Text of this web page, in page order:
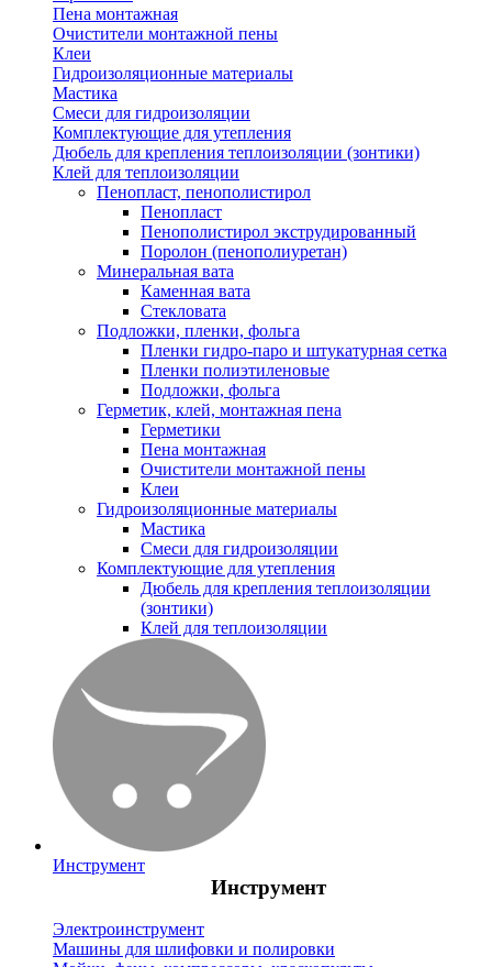
Пена монтажная
Очистители монтажной пены
Клеи
Гидроизоляционные материалы
Мастика
Смеси для гидроизоляции
Комплектующие для утепления
Дюбель для крепления теплоизоляции (зонтики)
Клей для теплоизоляции
Пенопласт, пенополистирол
Пенопласт
Пенополистирол экструдированный
Поролон (пенополиуретан)
Минеральная вата
Каменная вата
Стекловата
Подложки, пленки, фольга
Пленки гидро-паро и штукатурная сетка
Пленки полиэтиленовые
Подложки, фольга
Герметик, клей, монтажная пена
Герметики
Пена монтажная
Очистители монтажной пены
Клеи
Гидроизоляционные материалы
Мастика
Смеси для гидроизоляции
Комплектующие для утепления
Дюбель для крепления теплоизоляции
(зонтики)
Клей для теплоизоляции
Инструмент
Инструмент
Электроинструмент
Машины для шлифовки и полировки